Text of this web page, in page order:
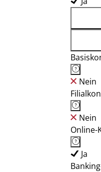
Nein
Nein
Online-
Ja